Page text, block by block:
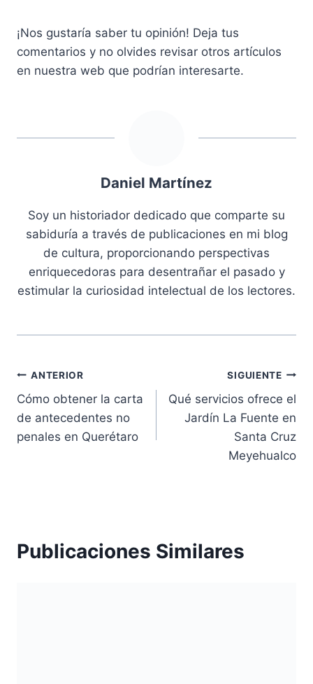
¡Nos gustaría saber tu opinión! Deja tus
comentarios y no olvides revisar otros artículos
en nuestra web que podrían interesarte.
Daniel Martínez
Soy un historiador dedicado que comparte su
sabiduría a través de publicaciones en mi blog
de cultura, proporcionando perspectivas
enriquecedoras para desentrañar el pasado y
estimular la curiosidad intelectual de los lectores.
Navegación
de
entradas
ANTERIOR
Cómo obtener la carta
de antecedentes no
penales en Querétaro
SIGUIENTE
Qué servicios ofrece el
Jardín La Fuente en
Santa Cruz
Meyehualco
Publicaciones Similares